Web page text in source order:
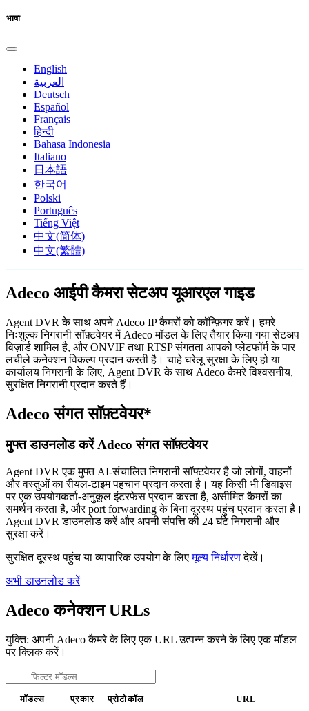
भाषा
English
العربية
Deutsch
Español
Français
हिन्दी
Bahasa Indonesia
Italiano
日本語
한국어
Polski
Português
Tiếng Việt
中文(简体)
中文(繁體)
Adeco आईपी कैमरा सेटअप यूआरएल गाइड
Agent DVR के साथ अपने Adeco IP कैमरों को कॉन्फ़िगर करें। हमरे
निःशुल्क निगरानी सॉफ़्टवेयर में Adeco मॉडल के लिए तैयार किया गया सेटअप
विज़ार्ड शामिल है, और ONVIF तथा RTSP संगतता आपको प्लेटफॉर्म के पार
लचीले कनेक्शन विकल्प प्रदान करती है। चाहे घरेलू सुरक्षा के लिए हो या
कार्यालय निगरानी के लिए, Agent DVR के साथ Adeco कैमरे विश्वसनीय,
सुरक्षित निगरानी प्रदान करते हैं।
Adeco संगत सॉफ़्टवेयर*
मुफ्त डाउनलोड करें Adeco संगत सॉफ़्टवेयर
Agent DVR एक मुफ्त AI-संचालित निगरानी सॉफ्टवेयर है जो लोगों, वाहनों
और वस्तुओं का रीयल-टाइम पहचान प्रदान करता है। यह किसी भी डिवाइस
पर एक उपयोगकर्ता-अनुकूल इंटरफेस प्रदान करता है, असीमित कैमरों का
समर्थन करता है, और port forwarding के बिना दूरस्थ पहुंच प्रदान करता है।
Agent DVR डाउनलोड करें और अपनी संपत्ति की 24 घंटे निगरानी और
सुरक्षा करें।
सुरक्षित दूरस्थ पहुंच या व्यापारिक उपयोग के लिएमूल्य निर्धारणदेखें।
अभी डाउनलोड करें
Adeco कनेक्शन URLs
युक्ति: अपनी Adeco कैमरे के लिए एक URL उत्पन्न करने के लिए एक मॉडल
पर क्लिक करें।
मॉडल्स प्रकार प्रोटोकॉल URL